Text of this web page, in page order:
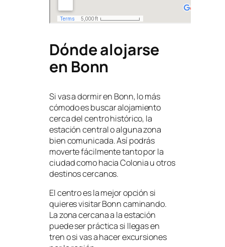
Dónde alojarse
en Bonn
Si vas a dormir en Bonn, lo más
cómodo es buscar alojamiento
cerca del centro histórico, la
estación central o alguna zona
bien comunicada. Así podrás
moverte fácilmente tanto por la
ciudad como hacia Colonia u otros
destinos cercanos.
El centro es la mejor opción si
quieres visitar Bonn caminando.
La zona cercana a la estación
puede ser práctica si llegas en
tren o si vas a hacer excursiones